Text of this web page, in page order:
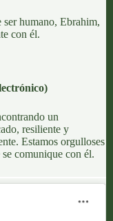
ser humano, Ebrahim,
con él.
)
un
resiliente y
Estamos orgulloses
comunique con él.